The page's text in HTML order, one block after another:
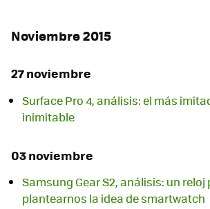
Noviembre 2015
27 noviembre
Surface Pro 4, análisis: el más
inimitable
03 noviembre
Samsung Gear S2, análisis: un reloj
plantearnos la idea de smartwatch